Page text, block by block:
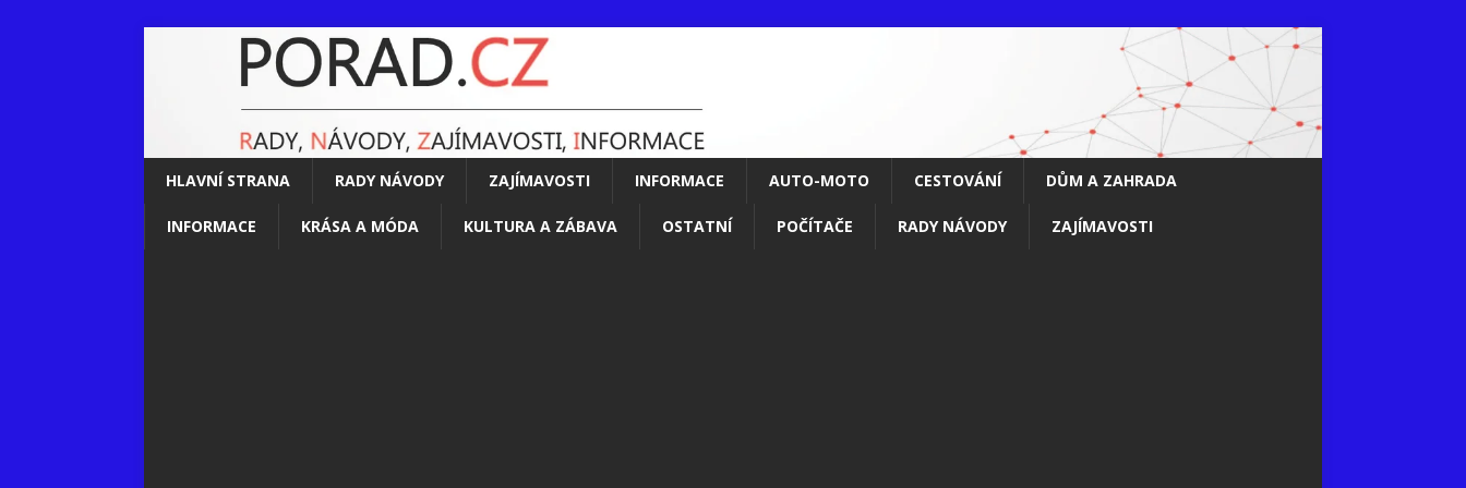
HLAVNÍ STRANA RADY NÁVODY ZAJÍMAVOSTI INFORMACE AUTO-MOTO CESTOVÁNÍ DŮM A ZAHRADA
INFORMACE KRÁSA A MÓDA KULTURA A ZÁBAVA OSTATNÍ POČÍTAČE RADY NÁVODY ZAJÍMAVOSTI